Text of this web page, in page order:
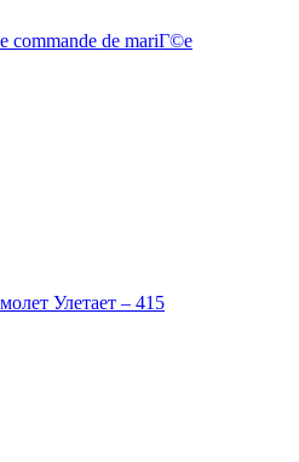
commande de mariГ©e
Улетает – 415